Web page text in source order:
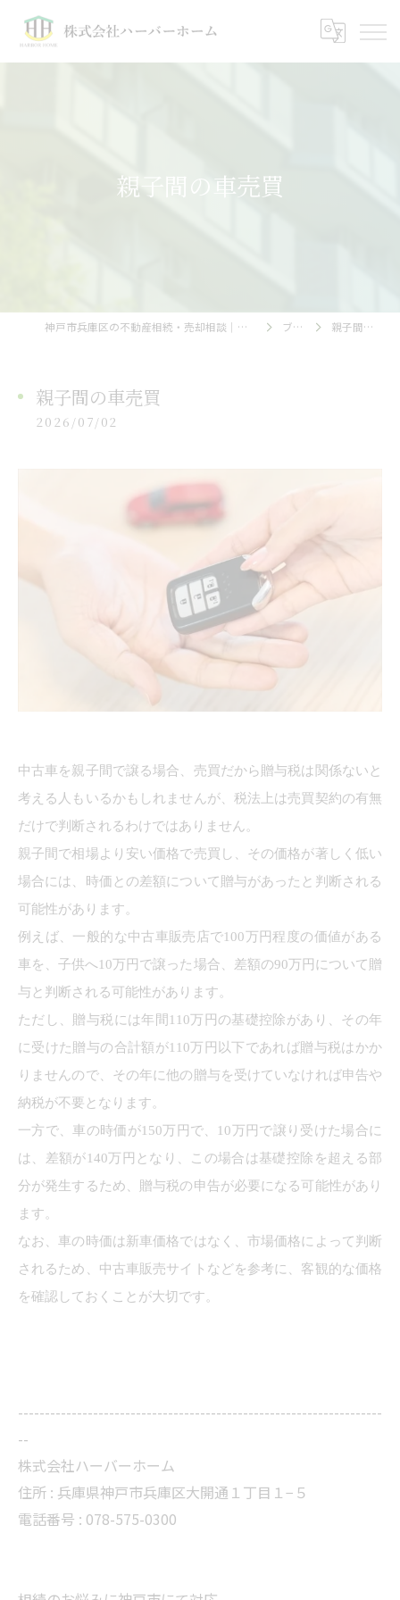
親子間の車売買
神戸市兵庫区の不動産相続・売却相談｜株式会社ハーバーホーム ブログ 親子間の車売買
親子間の車売買
2026/07/02
中古車を親子間で譲る場合、売買だから贈与税は関係ないと
考える人もいるかもしれませんが、税法上は売買契約の有無
だけで判断されるわけではありません。
親子間で相場より安い価格で売買し、その価格が著しく低い
場合には、時価との差額について贈与があったと判断される
可能性があります。
例えば、一般的な中古車販売店で100万円程度の価値がある
車を、子供へ10万円で譲った場合、差額の90万円について贈
与と判断される可能性があります。
ただし、贈与税には年間110万円の基礎控除があり、その年
に受けた贈与の合計額が110万円以下であれば贈与税はかか
りませんので、その年に他の贈与を受けていなければ申告や
納税が不要となります。
一方で、車の時価が150万円で、10万円で譲り受けた場合に
は、差額が140万円となり、この場合は基礎控除を超える部
分が発生するため、贈与税の申告が必要になる可能性があり
ます。
なお、車の時価は新車価格ではなく、市場価格によって判断
されるため、中古車販売サイトなどを参考に、客観的な価格
を確認しておくことが大切です。
--------------------------------------------------------------------
--
株式会社ハーバーホーム
住所 : 兵庫県神戸市兵庫区大開通１丁目１−５
電話番号 : 078-575-0300